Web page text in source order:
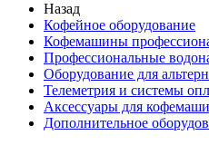
Назад
Кофейное оборудование
Кофемашины
Профессиональные
Оборудование для
Телеметрия и системы
Аксессуары для
Дополнительное